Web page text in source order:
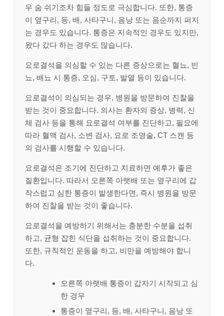
우 숨 쉬기조차 힘들 정도로 극심합니다. 또한, 통증
이 옆구리, 등, 배, 사타구니, 음낭 또는 음순까지 퍼지
는 경우도 있습니다. 통증은 지속적인 경우도 있지만,
왔다 갔다 하는 경우도 많습니다.
요로결석을 의심할 수 있는 다른 증상으로는 혈뇨, 빈
뇨, 배뇨 시 통증, 오심, 구토, 발열 등이 있습니다.
요로결석이 의심되는 경우, 병원을 방문하여 진찰을
받는 것이 중요합니다. 의사는 환자의 증상, 병력, 신
체 검사 등을 통해 요로결석 여부를 진단하고, 필요에
따라 혈액 검사, 소변 검사, 요로 조영술, CT 스캔 등
의 검사를 시행할 수 있습니다.
요로결석은 조기에 진단하고 치료하면 예후가 좋은
질환입니다. 따라서 오른쪽 아랫배 또는 옆구리에 갑
작스럽고 심한 통증이 발생한다면, 즉시 병원을 방문
하여 진찰을 받는 것이 좋습니다.
요로결석을 예방하기 위해서는 충분한 수분을 섭취
하고, 균형 잡힌 식단을 섭취하는 것이 중요합니다.
또한, 규칙적인 운동을 하고, 비만을 예방해야 합니
다.
오른쪽 아랫배 통증이 갑자기 시작되고 심
한 경우
통증이 옆구리, 등, 배, 사타구니, 음낭 또